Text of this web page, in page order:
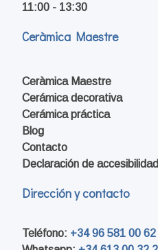
11:00 - 13:30
Ceràmica Maestre
Ceràmica Maestre
Cerámica decorativa
Cerámica práctica
Blog
Contacto
Declaración de accesibilidad
Dirección y contacto
Teléfono: +34 96 581 00 62